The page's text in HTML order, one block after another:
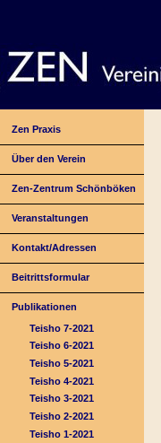
Zen Praxis
Über den Verein
Zen-Zentrum Schönböken
Veranstaltungen
Kontakt/Adressen
Beitrittsformular
Publikationen
Teisho 7-2021
Teisho 6-2021
Teisho 5-2021
Teisho 4-2021
Teisho 3-2021
Teisho 2-2021
Teisho 1-2021